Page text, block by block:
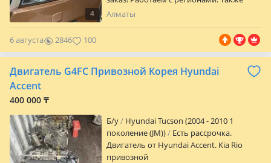
4
многие услуги по ремонту и
Алматы
6 августа 2846 100
Двигатель G4FC Привозной Корея Hyundai
Accent
400 000 ₸
Б/y
Hyundai Tucson (2004 - 2010 1
поколение (JM))
Есть рассрочка.
Двигатель от Hyundai Accent. Kia Rio
привозной